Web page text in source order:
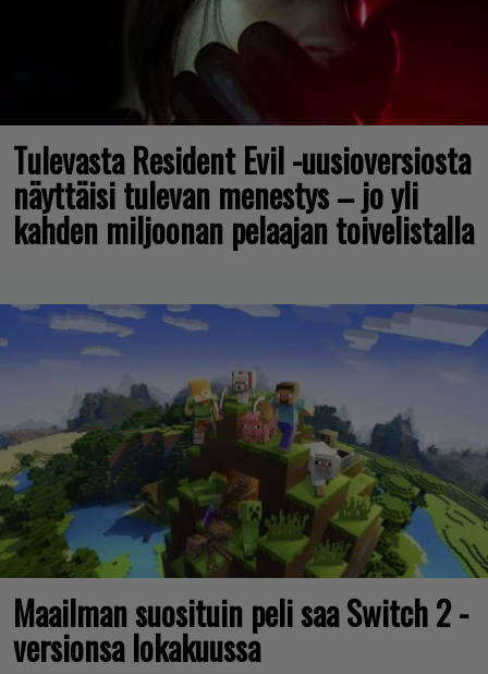
Tulevasta Resident Evil -uusioversiosta
näyttäisi tulevan menestys – jo yli
kahden miljoonan pelaajan toivelistalla
Maailman suosituin peli saa Switch 2 -
versionsa lokakuussa